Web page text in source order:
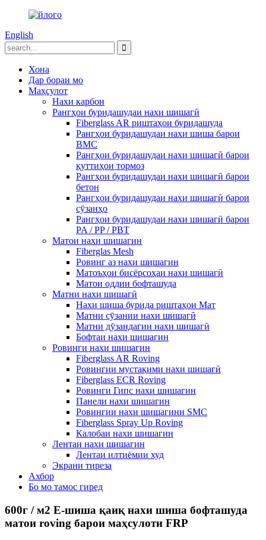
English
Хона
Дар бораи мо
Маҳсулот
Нахи карбон
Рангҳои буридашудаи нахи шишагӣ
Fiberglass AR риштаҳои буридашуда
Рангҳои буридашудаи нахи шиша барои
BMC
Рангҳои буридашудаи нахи шишагӣ барои
қуттиҳои тормоз
Рангҳои буридашудаи нахи шишагӣ барои
бетон
Рангҳои буридашудаи нахи шишагӣ барои
сӯзанҳо
Рангҳои буридашудаи нахи шишагӣ барои
PA / PP / PBT
Матои нахи шишагин
Fiberglas Mesh
Ровинг аз нахи шишагин
Матоъҳои бисёрсоҳаи нахи шишагӣ
Матои оддии бофташуда
Матни нахи шишагӣ
Нахи шиша бурида риштаҳои Мат
Матни сӯзании нахи шишагӣ
Матни дӯзандагии нахи шишагӣ
Бофтаи нахи шишагин
Ровинги нахи шишагин
Fiberglass AR Roving
Ровингии мустақими нахи шишагӣ
Fiberglass ECR Roving
Ровинги Гипс нахи шишагин
Панели нахи шишагин
Ровингии нахи шишагини SMC
Fiberglass Spray Up Roving
Калобаи нахи шишагин
Лентаи нахи шишагин
Лентаи илтиёмии худ
Экрани тиреза
Ахбор
Бо мо тамос гиред
600г / м2 E-шиша қаиқ нахи шиша бофташуда
матои roving барои маҳсулоти FRP